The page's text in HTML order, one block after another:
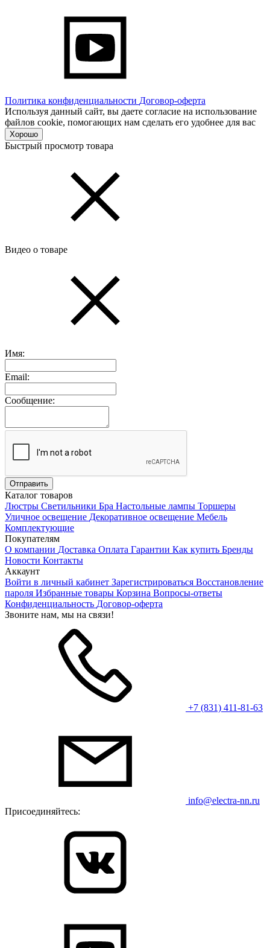
Политика конфиденциальности Договор-оферта
Используя данный сайт, вы даете согласие на использование
файлов cookie, помогающих нам сделать его удобнее для вас
Хорошо
Быстрый просмотр товара
Видео о товаре
Имя:
Email:
Сообщение:
Каталог товаров
Люстры Светильники Бра Настольные лампы Торшеры
Уличное освещение Декоративное освещение Мебель
Комплектующие
Покупателям
О компании Доставка Оплата Гарантии Как купить Бренды
Новости Контакты
Аккаунт
Войти в личный кабинет Зарегистрироваться Восстановление
пароля Избранные товары Корзина Вопросы-ответы
Конфиденциальность Договор-оферта
Звоните нам, мы на связи!
+7 (831) 411-81-63
info@electra-nn.ru
Присоединяйтесь: